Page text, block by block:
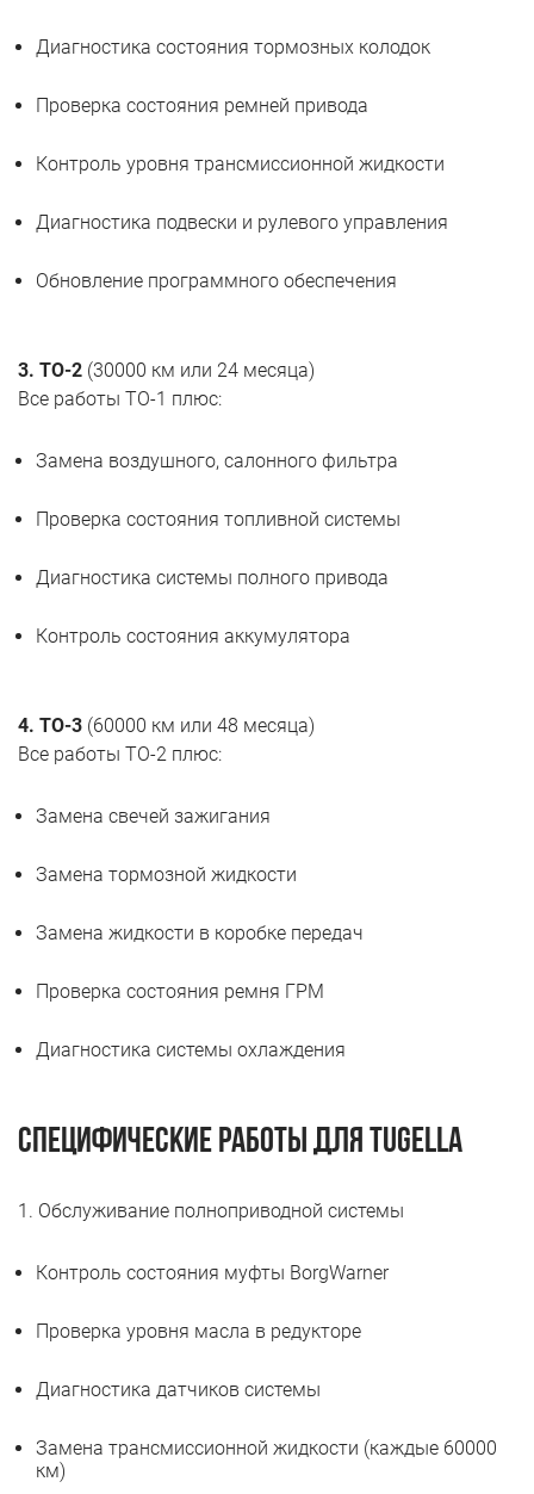
Диагностика состояния тормозных колодок
Проверка состояния ремней привода
Контроль уровня трансмиссионной жидкости
Диагностика подвески и рулевого управления
Обновление программного обеспечения
3. ТО-2 (30000 км или 24 месяца)
Все работы ТО-1 плюс:
Замена воздушного, салонного фильтра
Проверка состояния топливной системы
Диагностика системы полного привода
Контроль состояния аккумулятора
4. ТО-3 (60000 км или 48 месяца)
Все работы ТО-2 плюс:
Замена свечей зажигания
Замена тормозной жидкости
Замена жидкости в коробке передач
Проверка состояния ремня ГРМ
Диагностика системы охлаждения
Специфические работы для Tugella
1. Обслуживание полноприводной системы
Контроль состояния муфты BorgWarner
Проверка уровня масла в редукторе
Диагностика датчиков системы
Замена трансмиссионной жидкости (каждые 60000
км)